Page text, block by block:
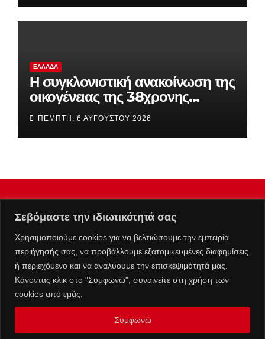
Σεβόμαστε την ιδιωτικότητά σας
Χρησιμοποιούμε cookies για να βελτιώσουμε την εμπειρία
περιήγησής σας, να προβάλλουμε εξατομικευμένες διαφημίσεις
ή περιεχόμενο και να αναλύουμε την επισκεψιμότητά μας.
Κάνοντας κλικ στο "Συμφωνώ", συναινείτε στη χρήση των
cookies από εμάς.
Συμφωνώ
ΕΛΛΆΔΑ
Η συγκλονιστική ανακοίνωση της
οικογένειας της 38χρονης
Βρετανίδας που βρέθηκε νεκρή
στην Κυψέλη
ΠΈΜΠΤΗ, 6 ΑΥΓΟΎΣΤΟΥ 2026
info@kolafos.gr